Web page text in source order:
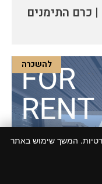
כרם התימנים
להשכרה
המשך שימוש באתר